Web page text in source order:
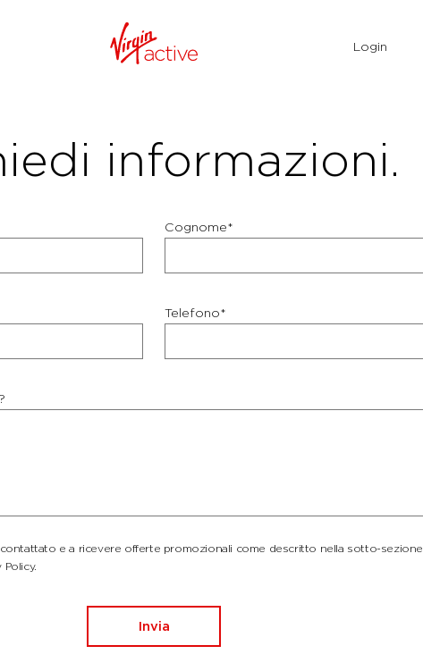
Login
informazioni.
Cognome*
Telefono*
e a ricevere offerte promozionali come descritto nella sotto-sezione
Policy.
Invia